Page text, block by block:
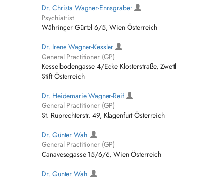
Dr. Christa Wagner-Ennsgraber
Psychiatrist
Währinger Gürtel 6/5, Wien Österreich
Dr. Irene Wagner-Kessler
General Practitioner (GP)
Kesselbodengasse 4/Ecke Klosterstraße, Zwettl
Stift Österreich
Dr. Heidemarie Wagner-Reif
General Practitioner (GP)
St. Ruprechterstr. 49, Klagenfurt Österreich
Dr. Günter Wahl
General Practitioner (GP)
Canavesegasse 15/6/6, Wien Österreich
Dr. Gunter Wahl